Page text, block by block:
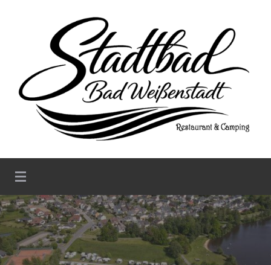
Stadtbad Weißenstadt –
Restaurant & Camping